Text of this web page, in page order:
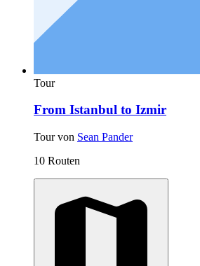
Tour
From Istanbul to Izmir
Tour von Sean Pander
10 Routen